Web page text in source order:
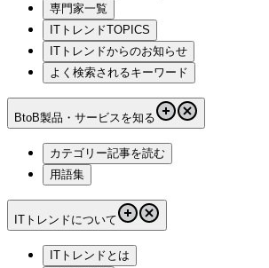
専門家一覧
ITトレンドTOPICS
ITトレンドからのお知らせ
よく検索されるキーワード
BtoB製品・サービスを知る
カテゴリー記事を読む
用語集
ITトレンドについて
ITトレンドとは